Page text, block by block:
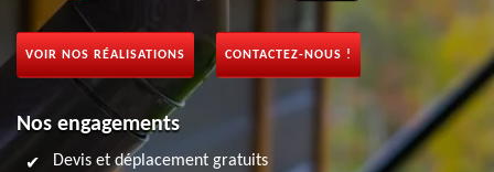
VOIR NOS RÉALISATIONS CONTACTEZ-NOUS !
Nos engagements
Devis et déplacement gratuits